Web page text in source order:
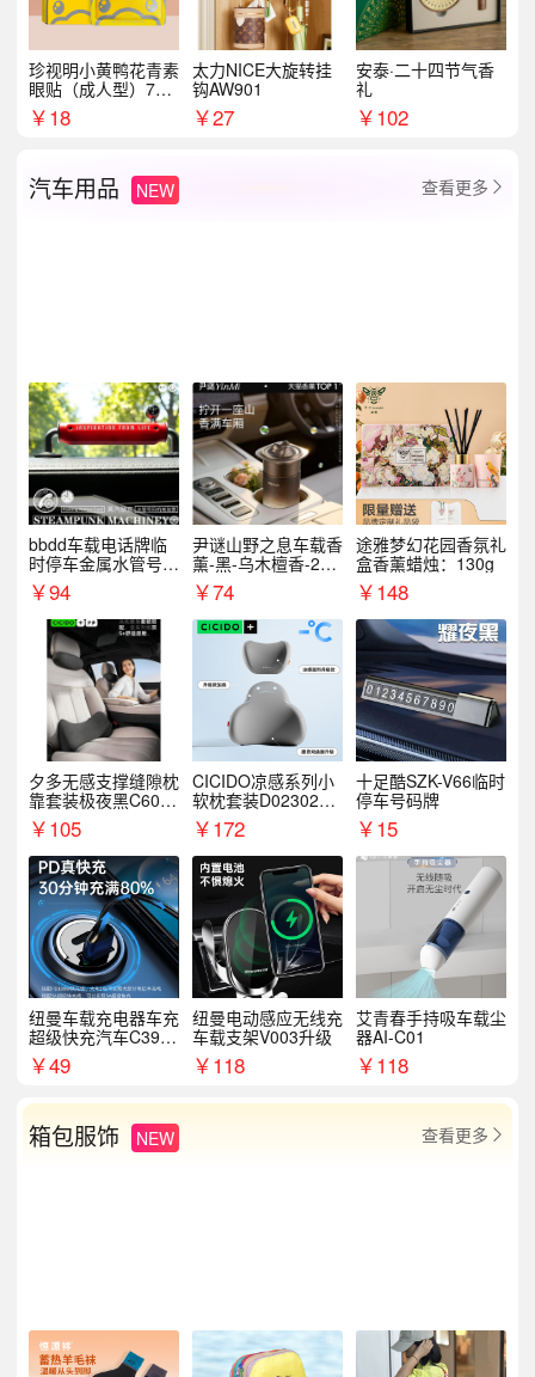
珍视明小黄鸭花青素
眼贴（成人型）7对/
盒
￥18
太力NICE大旋转挂
钩AW901
￥27
安泰·二十四节气香
礼
￥102
汽车用品 NEW 查看更多 
bbdd车载电话牌临
时停车金属水管号码
牌可隐藏创意趣味
￥94
尹谜山野之息车载香
薰-黑-乌木檀香-200
g￥74
途雅梦幻花园香氛礼
盒香薰蜡烛：130g
￥148
夕多无感支撑缝隙枕
靠套装极夜黑C6003
+C6004
￥105
CICIDO凉感系列小
软枕套装D023021+
D033031
￥172
十足酷SZK-V66临时
停车号码牌
￥15
纽曼车载充电器车充
超级快充汽车C39提
手拉环
￥49
纽曼电动感应无线充
车载支架V003升级
￥118
艾青春手持吸车载尘
器AI-C01
￥118
箱包服饰 NEW 查看更多 